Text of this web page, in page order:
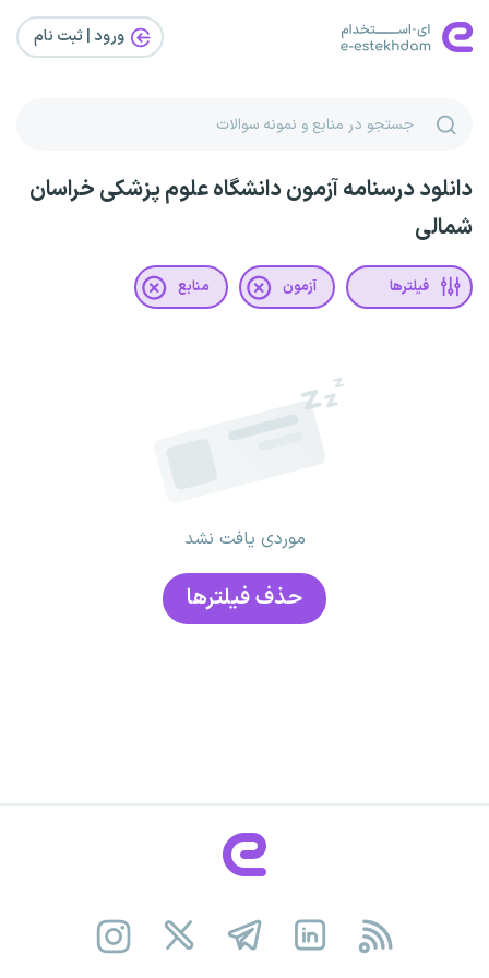
ورود | ثبت‌ نام
دانلود درسنامه آزمون دانشگاه علوم پزشکی خراسان
شمالی
فیلترها آزمون منابع
موردی یافت نشد
حذف فیلتر‌ها